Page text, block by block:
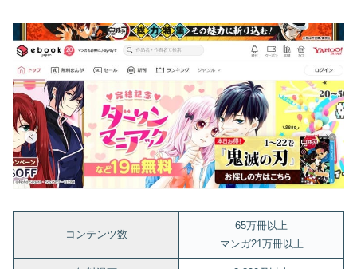
コンテンツ数
65万冊以上
マンガ21万冊以上